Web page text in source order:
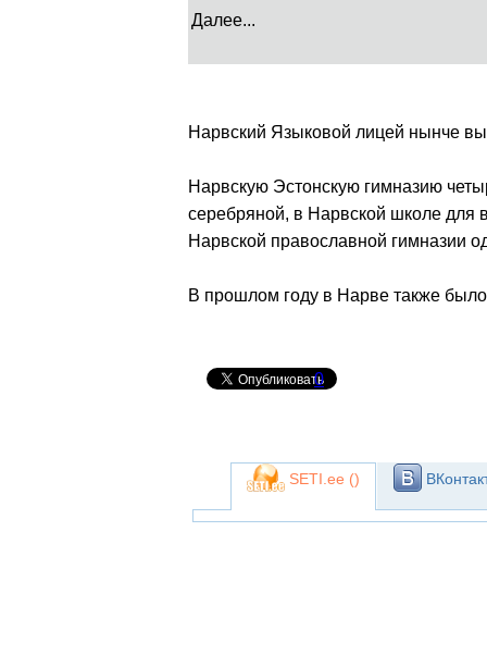
Далее...
Нарвский Языковой лицей нынче
Нарвскую Эстонскую гимназию
серебряной, в Нарвской школе для
Нарвской православной гимназии
В прошлом году в Нарве также
0
SETI.ee ()